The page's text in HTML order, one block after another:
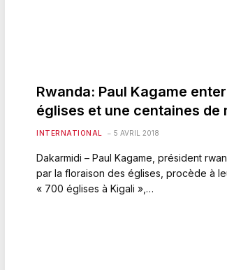
Rwanda: Paul Kagame
églises et une centaines de
INTERNATIONAL 5 AVRIL 2018
Dakarmidi – Paul Kagame, président
par la floraison des églises, procède à
« 700 églises à Kigali »,…